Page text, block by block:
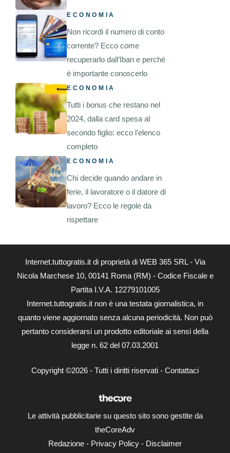
ECONOMIA
Non ricordi il numero di conto
corrente? Ecco come
recuperarlo dall’Iban e perché
è importante conoscerlo
ECONOMIA
Tutti i bonus che restano nel
2024, dalla card spesa al
secondo figlio: ecco l’elenco
completo
ECONOMIA
Chi decide quando andare in
ferie, il lavoratore o il datore di
lavoro? Ecco le regole da
rispettare
Internet.tuttogratis.it di proprietà di WEB 365 SRL - Via
Nicola Marchese 10, 00141 Roma (RM) - Codice Fiscale e
Partita I.V.A. 12279101005
Internet.tuttogratis.it non è una testata giornalistica, in
quanto viene aggiornato senza alcuna periodicità. Non può
pertanto considerarsi un prodotto editoriale ai sensi della
legge n. 62 del 07.03.2001
Copyright ©2026 - Tutti i diritti riservati - Contattaci
Le attività pubblicitarie su questo sito sono gestite da
theCoreAdv
Redazione - Privacy Policy - Disclaimer